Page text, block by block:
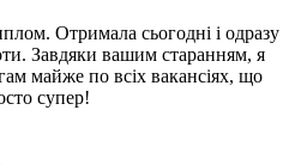
Отримала сьогодні і одразу
Завдяки вашим старанням, я
майже по всіх вакансіях, що
супер!